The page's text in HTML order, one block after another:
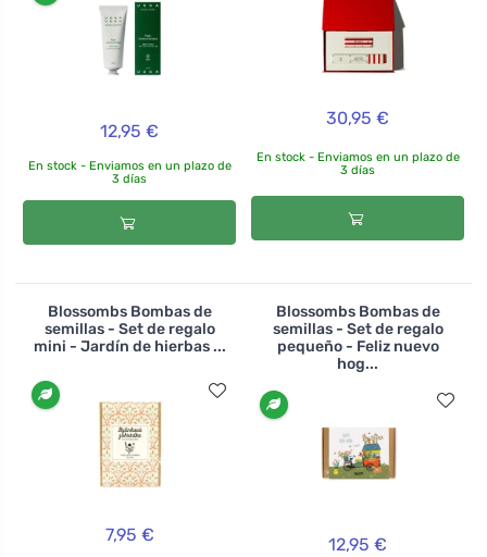
12,95 €
En stock - Enviamos en un plazo de
3 días
30,95 €
En stock - Enviamos en un plazo de
3 días
Blossombs Bombas de
semillas - Set de regalo
mini - Jardín de hierbas ...
7,95 €
Blossombs Bombas de
semillas - Set de regalo
pequeño - Feliz nuevo
hog...
12,95 €